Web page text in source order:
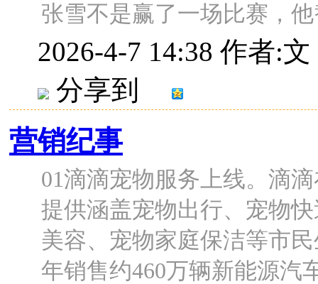
张雪不是赢了一场比赛，
2026-4-7 14:38 作者:
分享到
营销纪事
01滴滴宠物服务上线。滴
提供涵盖宠物出行、宠物
美容、宠物家庭保洁等市
年销售约460万辆新能源汽